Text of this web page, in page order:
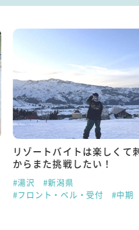
リゾートバイトは楽しくて
からまた挑戦したい！
#湯沢
#新潟県
#フロント・ベル・受付
#中期